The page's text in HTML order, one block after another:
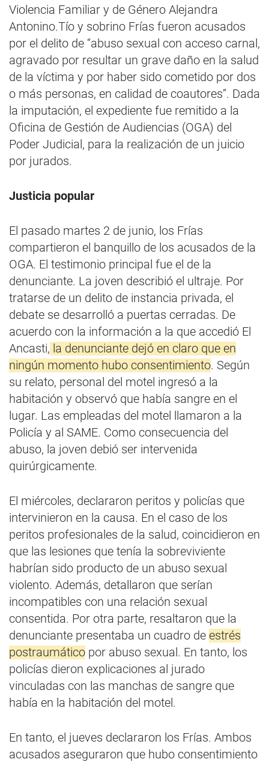
Violencia Familiar y de Género Alejandra
Antonino.Tío y sobrino Frías fueron acusados
por el delito de “abuso sexual con acceso carnal,
agravado por resultar un grave daño en la salud
de la víctima y por haber sido cometido por dos
o más personas, en calidad de coautores”. Dada
la imputación, el expediente fue remitido a la
Oficina de Gestión de Audiencias (OGA) del
Poder Judicial, para la realización de un juicio
por jurados.
Justicia popular
El pasado martes 2 de junio, los Frías
compartieron el banquillo de los acusados de la
OGA. El testimonio principal fue el de la
denunciante. La joven describió el ultraje. Por
tratarse de un delito de instancia privada, el
debate se desarrolló a puertas cerradas. De
acuerdo con la información a la que accedió El
Ancasti, la denunciante dejó en claro que en
ningún momento hubo consentimiento. Según
su relato, personal del motel ingresó a la
habitación y observó que había sangre en el
lugar. Las empleadas del motel llamaron a la
Policía y al SAME. Como consecuencia del
abuso, la joven debió ser intervenida
quirúrgicamente.
El miércoles, declararon peritos y policías que
intervinieron en la causa. En el caso de los
peritos profesionales de la salud, coincidieron en
que las lesiones que tenía la sobreviviente
habrían sido producto de un abuso sexual
violento. Además, detallaron que serían
incompatibles con una relación sexual
consentida. Por otra parte, resaltaron que la
denunciante presentaba un cuadro de estrés
postraumático por abuso sexual. En tanto, los
policías dieron explicaciones al jurado
vinculadas con las manchas de sangre que
había en la habitación del motel.
En tanto, el jueves declararon los Frías. Ambos
acusados aseguraron que hubo consentimiento